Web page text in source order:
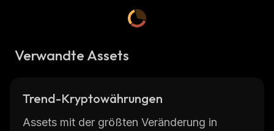
Verwandte Assets
Trend-Kryptowährungen
Assets mit der größten Veränderung in